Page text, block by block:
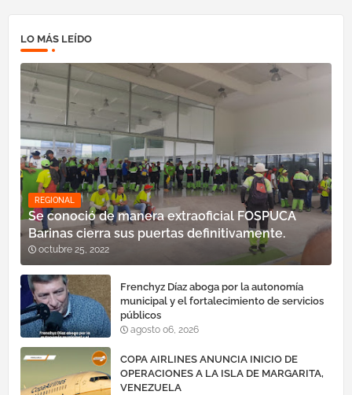
LO MÁS LEÍDO
REGIONAL
Se conoció de manera extraoficial FOSPUCA
Barinas cierra sus puertas definitivamente.
octubre 25, 2022
Frenchyz Díaz aboga por la autonomía
municipal y el fortalecimiento de servicios
públicos
agosto 06, 2026
COPA AIRLINES ANUNCIA INICIO DE
OPERACIONES A LA ISLA DE MARGARITA,
VENEZUELA